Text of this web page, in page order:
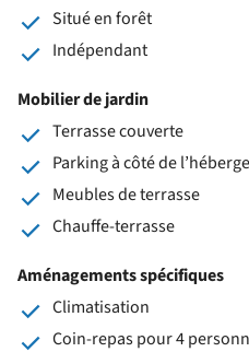
Situé en forêt
Indépendant
Mobilier de jardin
Terrasse couverte
Parking à côté de
Meubles de terrasse
Chauffe-terrasse
Aménagements spécifiques
Climatisation
Coin-repas pour 4